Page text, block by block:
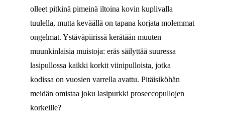
olleet pitkinä pimeinä iltoina kovin kuplivalla
tuulella, mutta keväällä on tapana korjata molemmat
ongelmat. Ystäväpiirissä kerätään muuten
muunkinlaisia muistoja: eräs säilyttää suuressa
lasipullossa kaikki korkit viinipulloista, jotka
kodissa on vuosien varrella avattu. Pitäisiköhän
meidän omistaa joku lasipurkki proseccopullojen
korkeille?